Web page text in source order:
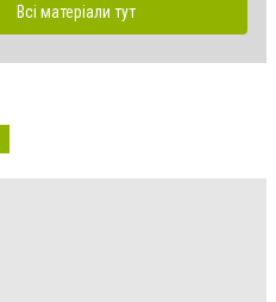
Всі матеріали тут